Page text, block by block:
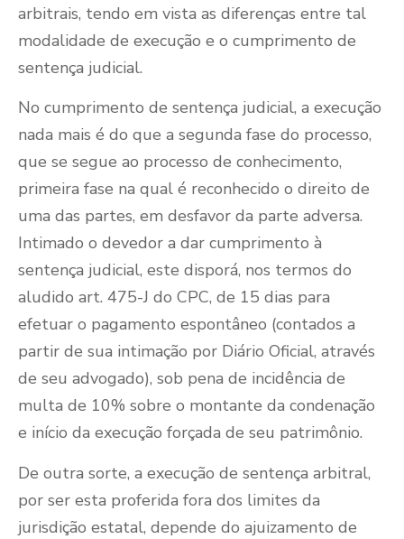
arbitrais, tendo em vista as diferenças entre tal
modalidade de execução e o cumprimento de
sentença judicial.
No cumprimento de sentença judicial, a execução
nada mais é do que a segunda fase do processo,
que se segue ao processo de conhecimento,
primeira fase na qual é reconhecido o direito de
uma das partes, em desfavor da parte adversa.
Intimado o devedor a dar cumprimento à
sentença judicial, este disporá, nos termos do
aludido art. 475-J do CPC, de 15 dias para
efetuar o pagamento espontâneo (contados a
partir de sua intimação por Diário Oficial, através
de seu advogado), sob pena de incidência de
multa de 10% sobre o montante da condenação
e início da execução forçada de seu patrimônio.
De outra sorte, a execução de sentença arbitral,
por ser esta proferida fora dos limites da
jurisdição estatal, depende do ajuizamento de